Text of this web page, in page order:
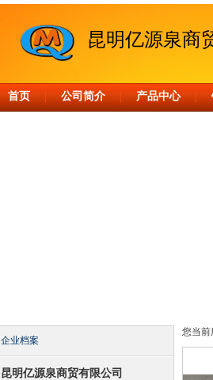
昆明亿源泉商
首页 │ 公司简介 │ 产品中心 │
企业档案
昆明亿源泉商贸有限公司
您当前